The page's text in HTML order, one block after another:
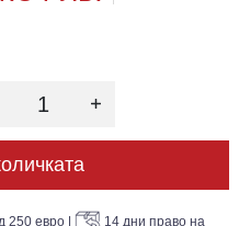
250 евро
14 дни право на